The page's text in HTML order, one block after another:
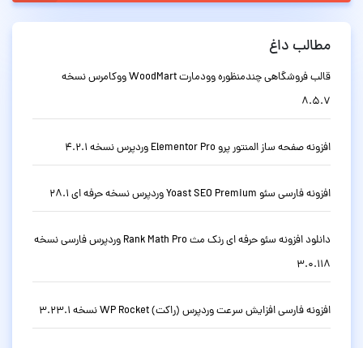
مطالب داغ
قالب فروشگاهی چندمنظوره وودمارت WoodMart ووکامرس نسخه
8.5.7
افزونه صفحه ساز المنتور پرو Elementor Pro وردپرس نسخه 4.2.1
افزونه فارسی سئو Yoast SEO Premium وردپرس نسخه حرفه ای 28.1
دانلود افزونه سئو حرفه ای رنک مث Rank Math Pro وردپرس فارسی نسخه
3.0.118
افزونه فارسی افزایش سرعت وردپرس (راکت) WP Rocket نسخه 3.23.1